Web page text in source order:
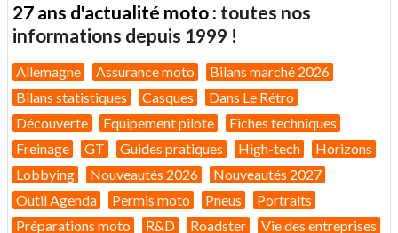
27 ans d'actualité moto : toutes nos
informations depuis 1999 !
Allemagne Assurance moto
Bilans marché 2026
Bilans statistiques
Casques
Dans Le Rétro
Découverte
Equipement pilote
Fiches techniques
Freinage
GT Guides pratiques High-tech
Horizons
Lobbying
Nouveautés 2026
Nouveautés 2027
Outil Agenda
Permis moto Pneus
Portraits
Préparations moto
R&D Roadster Vie des entreprises